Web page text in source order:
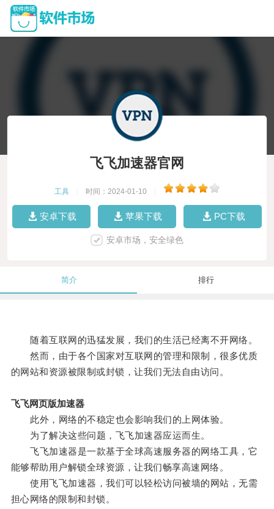
飞飞加速器官网
工具 时间：2024-01-10
安卓下载 苹果下载 PC下载
安卓市场，安全绿色
简介 排行
随着互联网的迅猛发展，我们的生活已经离不开网络。
然而，由于各个国家对互联网的管理和限制，很多优质
的网站和资源被限制或封锁，让我们无法自由访问。
飞飞网页版加速器
此外，网络的不稳定也会影响我们的上网体验。
为了解决这些问题，飞飞加速器应运而生。
飞飞加速器是一款基于全球高速服务器的网络工具，它
能够帮助用户解锁全球资源，让我们畅享高速网络。
使用飞飞加速器，我们可以轻松访问被墙的网站，无需
担心网络的限制和封锁。